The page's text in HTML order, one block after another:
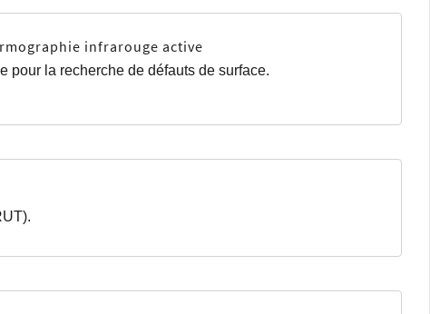
infrarouge active
pour la recherche de défauts de surface.